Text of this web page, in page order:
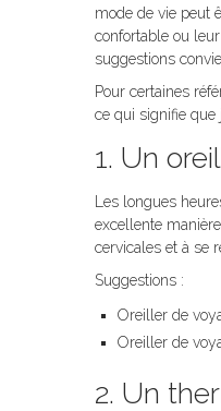
mode de vie peut
confortable ou
suggestions
Pour certaines
ce qui signifie
1. Un
Les longues
excellente
cervicales et à se
Suggestions :
Oreiller de
Oreiller de
2. Un